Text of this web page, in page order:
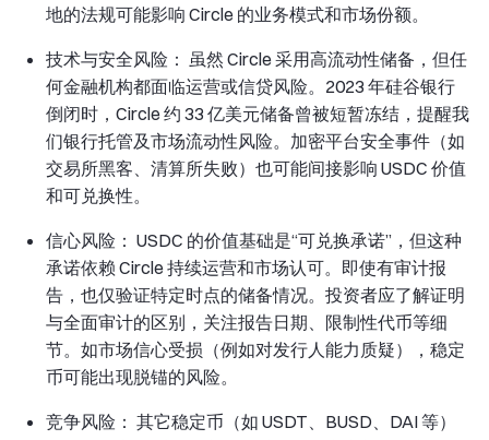
地的法规可能影响 Circle 的业务模式和市场份额。
技术与安全风险： 虽然 Circle 采用高流动性储备，但任
何金融机构都面临运营或信贷风险。2023 年硅谷银行
倒闭时，Circle 约 33 亿美元储备曾被短暂冻结，提醒我
们银行托管及市场流动性风险。加密平台安全事件（如
交易所黑客、清算所失败）也可能间接影响 USDC 价值
和可兑换性。
信心风险： USDC 的价值基础是“可兑换承诺”，但这种
承诺依赖 Circle 持续运营和市场认可。即使有审计报
告，也仅验证特定时点的储备情况。投资者应了解证明
与全面审计的区别，关注报告日期、限制性代币等细
节。如市场信心受损（例如对发行人能力质疑），稳定
币可能出现脱锚的风险。
竞争风险： 其它稳定币（如 USDT、BUSD、DAI 等）